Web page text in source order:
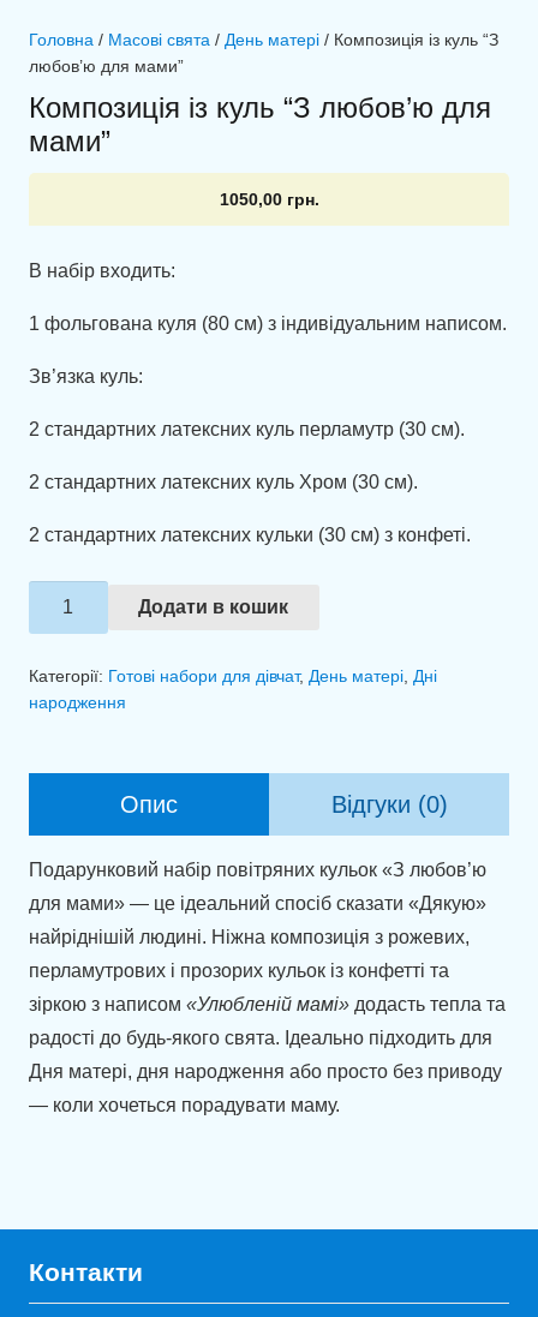
Головна / Масові свята / День матері / Композиція із куль “З
любов’ю для мами”
Композиція із куль “З любов’ю для
мами”
1050,00 грн.
В набір входить:
1 фольгована куля (80 см) з індивідуальним написом.
Зв’язка куль:
2 стандартних латексних куль перламутр (30 см).
2 стандартних латексних куль Хром (30 см).
2 стандартних латексних кульки (30 см) з конфеті.
Композиція
із
"З
кількість
Додати в кошик
Категорії: Готові набори для дівчат, День матері, Дні
народження
Опис Відгуки (0)
Подарунковий набір повітряних кульок «З любов’ю
для мами» — це ідеальний спосіб сказати «Дякую»
найріднішій людині. Ніжна композиція з рожевих,
перламутрових і прозорих кульок із конфетті та
зіркою з написом «Улюбленій мамі» додасть тепла та
радості до будь-якого свята. Ідеально підходить для
Дня матері, дня народження або просто без приводу
— коли хочеться порадувати маму.
Контакти